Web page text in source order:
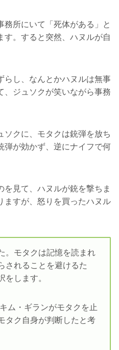
所にいて「死体がある」と
す。すると突然、ハヌルが自
らし、なんとかハヌルは無事
、ジュソクが笑いながら事務
ソクに、モタクは銃弾を放ち
弾が効かず、逆にナイフで何
見て、ハヌルが銃を撃ちま
ますが、怒りを買ったハヌル
。モタクは記憶を読まれ
されることを避けるた
をします。
ム・ギランがモタクを止
タク自身が判断したと考